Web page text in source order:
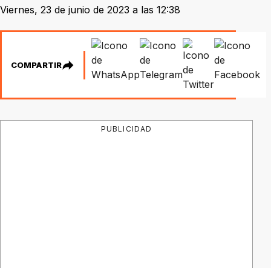
Viernes, 23 de junio de 2023 a las 12:38
COMPARTIR
PUBLICIDAD